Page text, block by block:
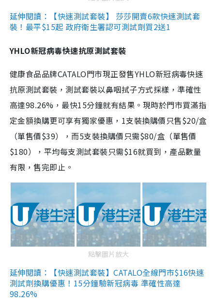
延伸閱讀：【快速測試套裝】 莎莎開賣6款快速測試套
裝！最平$15起 政府衛生署認可測試劑買2送1
YHLO新冠病毒快速抗原測試套裝
健康食品品牌CATALO門市現正發售YHLO新冠病毒快速
抗原測試套裝，測試套裝以鼻咽拭子方式採樣，準確性
高達98.26%，最快15分鐘就有結果。現時於門市買滿指
定金額換購更可享有獨家優惠，1支裝換購價只售$20/盒
（單售價$39），而5支裝換購價只需$80/盒（單售價
$180），平均每支測試套裝只需$16就買到，產品數量
有限，售完即止。
點擊圖片放大
延伸閱讀：【快速測試套裝】CATALO全線門市$16快速
測試劑換購優惠！15分鐘驗新冠病毒 準確性高達
98.26%